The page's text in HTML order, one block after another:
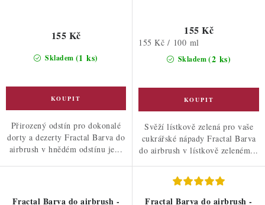
Skladem (1 ks)
155 Kč
Přirozený odstín pro dokonalé
dorty a dezerty Fractal Barva do
airbrush v hnědém odstínu je...
Skladem(2 ks)
155 Kč
Měrná
155 Kč / 100 ml
Svěží lístkově zelená pro vaše
cukrářské nápady Fractal Barva
do airbrush v lístkově zeleném...
Fractal Barva do airbrush -
Fractal Barva do airbrush -